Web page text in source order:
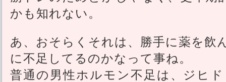
かも知れない。
あ、おそらくそれは、勝手に薬を飲
に不足してるのかなって事ね。
普通の男性ホルモン不足は、ジヒ